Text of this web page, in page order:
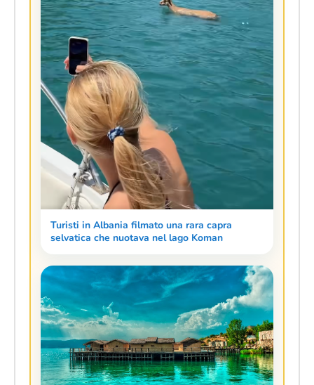
Turisti in Albania filmato una rara capra
selvatica che nuotava nel lago Koman